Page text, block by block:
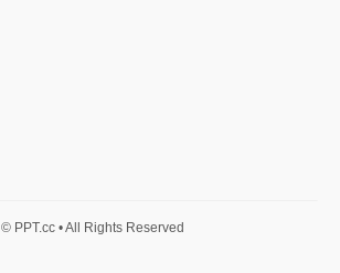
© PPT.cc • All Rights Reserved